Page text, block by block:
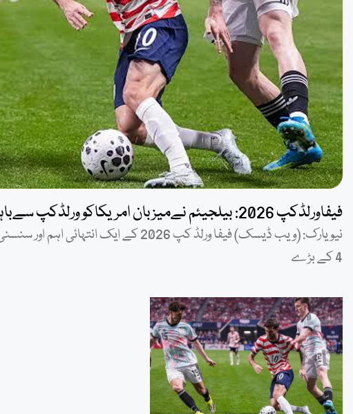
فیفاورلڈکپ 2026: بیلجیئم نےمیزبان امریکاکو ورلڈکپ سےباہرکردیا
4 کے بڑے